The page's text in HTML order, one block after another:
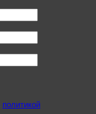
политикой